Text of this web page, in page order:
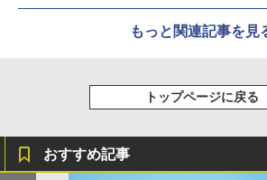
もっと関連記事を見
トップページに戻る
おすすめ記事